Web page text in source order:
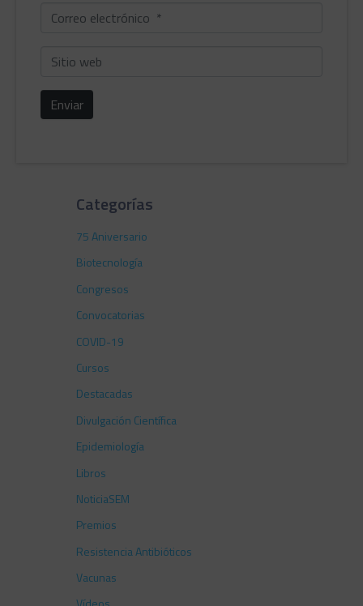
Correo
Sitio
Enviar
Categorías
75 Aniversario
Biotecnología
Congresos
Convocatorias
COVID-19
Cursos
Destacadas
Divulgación Científica
Epidemiología
Libros
NoticiaSEM
Premios
Resistencia Antibióticos
Vacunas